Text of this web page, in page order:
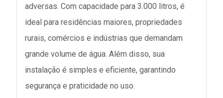
adversas. Com capacidade para 3.000 litros, é
ideal para residências maiores, propriedades
rurais, comércios e indústrias que demandam
grande volume de água. Além disso, sua
instalação é simples e eficiente, garantindo
segurança e praticidade no uso.